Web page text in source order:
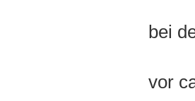
bei
in
vor